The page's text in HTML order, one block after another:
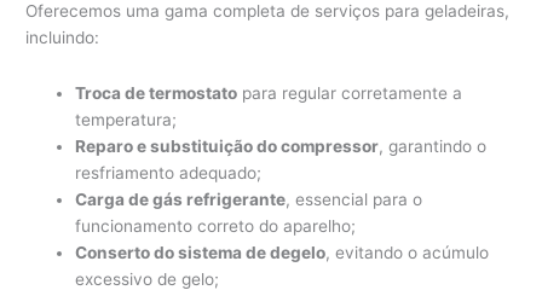
Oferecemos uma gama completa de serviços para geladeiras,
incluindo:
Troca de termostato para regular corretamente a
temperatura;
Reparo e substituição do compressor, garantindo o
resfriamento adequado;
Carga de gás refrigerante, essencial para o
funcionamento correto do aparelho;
Conserto do sistema de degelo, evitando o acúmulo
excessivo de gelo;